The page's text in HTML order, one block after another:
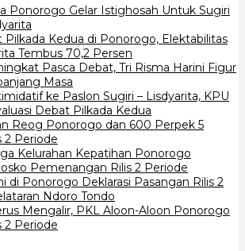
Ponorogo Gelar Istighosah Untuk Sugiri
Pilkada Kedua di Ponorogo, Elektabilitas
Tembus 70,2 Persen
Pasca Debat, Tri Risma Harini Figur
Masa
ke Paslon Sugiri – Lisdyarita, KPU
Debat Pilkada Kedua
Reog Ponorogo dan 600 Perpek 5
2 Periode
Kelurahan Kepatihan Ponorogo
Pemenangan Rilis 2 Periode
di Ponorogo Deklarasi Pasangan Rilis 2
Ndoro Tondo
Mengalir, PKL Aloon-Aloon Ponorogo
2 Periode